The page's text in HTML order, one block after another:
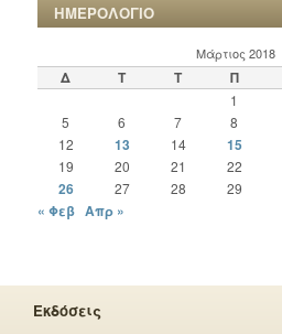
ΗΜΕΡΟΛΟΓΙΟ
Μάρτιος 2018
Δ Τ Τ Π
1
5 6 7 8
12 13 14 15
19 20 21 22
26
27 28 29
« Φεβ Απρ »
Εκδόσεις